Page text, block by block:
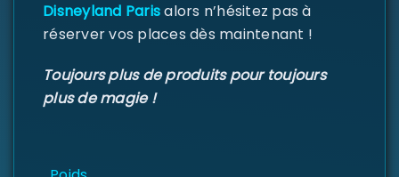
Se souvenir de moi
SE CONNECTER
DE PASSE PERDU ?
Disneyland Parisalors n’hésitez pas à
réserver vos places dès maintenant !
Toujours plus de produits pour toujours
plus de magie !